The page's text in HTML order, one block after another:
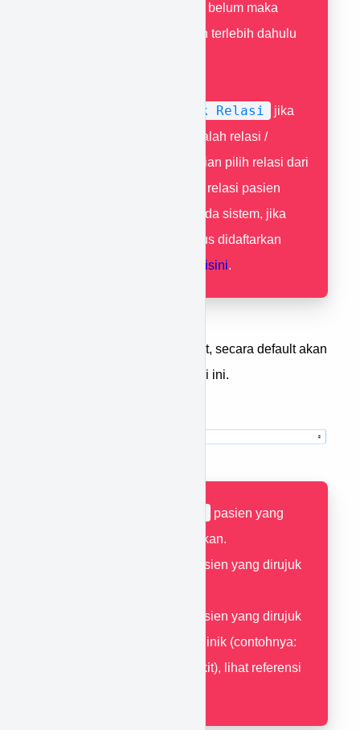
pada sistem, jika belum maka
harus didaftarkan terlebih dahulu
Untuk Relasi
jika
yang berobat adalah relasi /
keluarga, kemudian pilih relasi dari
pasien. Pastikan relasi pasien
telah terdaftar pada sistem, jika
belum maka harus didaftarkan
disini.
Masukan tanggal berobat, secara default akan
terisi dengan tanggal hari ini.
pasien yang
berobat non rujukan.
pasien yang dirujuk
pasien yang dirujuk
dari luar selain klinik (contohnya:
bidan, rumah sakit), lihat referensi